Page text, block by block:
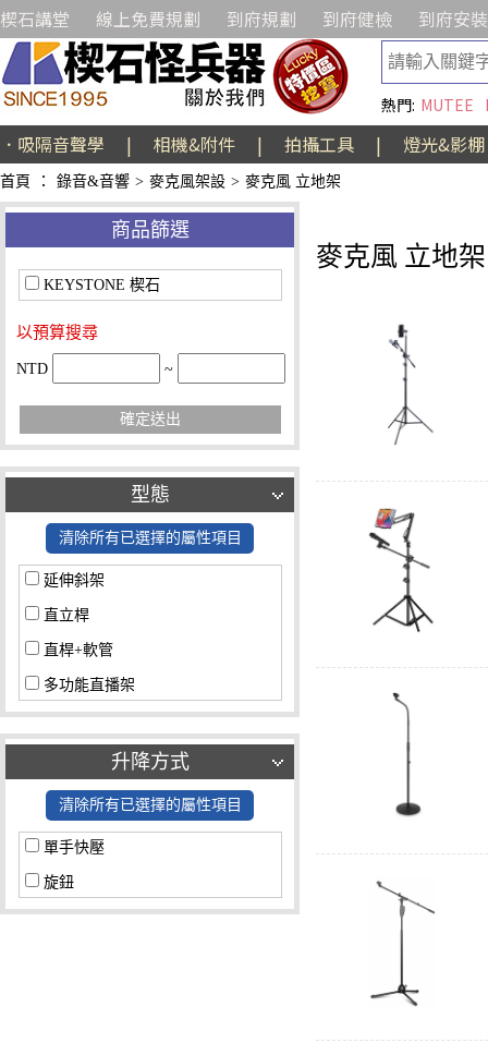
楔石講堂 線上免費規劃 到府規劃 到府健檢 到府安裝
熱門: MUTEE
．吸隔音聲學 | 相機&附件 | 拍攝工具 | 燈光&影棚
首頁 ： 錄音&音響 > 麥克風架設 > 麥克風 立地架
商品篩選
KEYSTONE 楔石
以預算搜尋
NTD ~
確定送出
型態
清除所有已選擇的屬性項目
延伸斜架
直立桿
直桿+軟管
多功能直播架
升降方式
清除所有已選擇的屬性項目
單手快壓
旋鈕
麥克風 立地架